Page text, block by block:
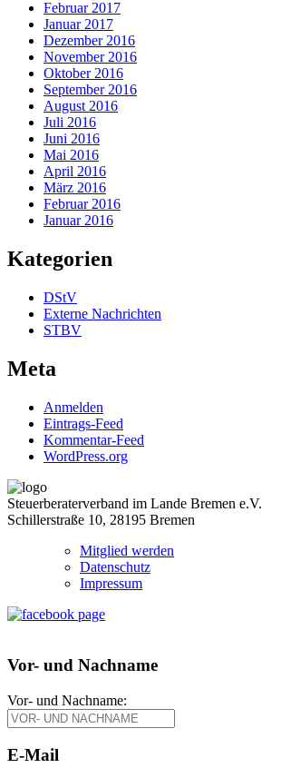
Februar 2017
Januar 2017
Dezember 2016
November 2016
Oktober 2016
September 2016
August 2016
Juli 2016
Juni 2016
Mai 2016
April 2016
März 2016
Februar 2016
Januar 2016
Kategorien
DStV
Externe Nachrichten
STBV
Meta
Anmelden
Eintrags-Feed
Kommentar-Feed
WordPress.org
Steuerberaterverband im Lande Bremen e.V.
Schillerstraße 10, 28195 Bremen
Mitglied werden
Datenschutz
Impressum
Vor- und Nachname
Vor- und Nachname:
E-Mail